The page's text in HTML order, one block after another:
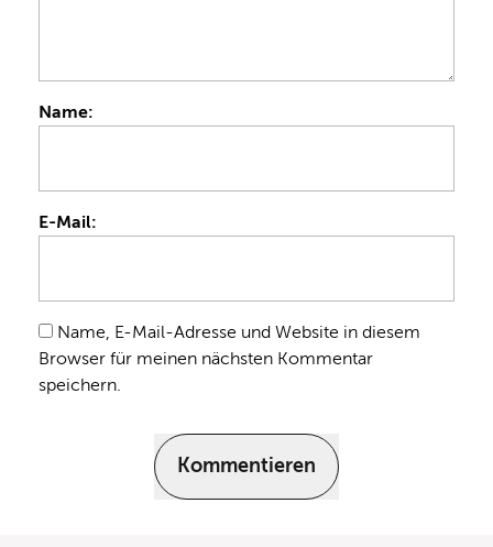
Name:
E-Mail:
Name, E-Mail-Adresse und Website in diesem
Browser für meinen nächsten Kommentar
speichern.
Kommentieren